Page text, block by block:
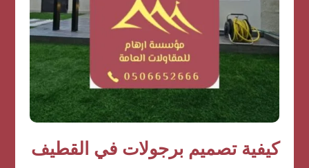
كيفية تصميم برجولات في القطيف